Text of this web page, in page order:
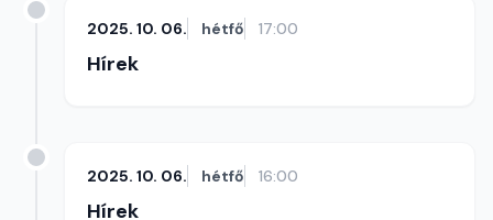
2025. 10. 06. hétfő 17:00
Hírek
2025. 10. 06. hétfő 16:00
Hírek